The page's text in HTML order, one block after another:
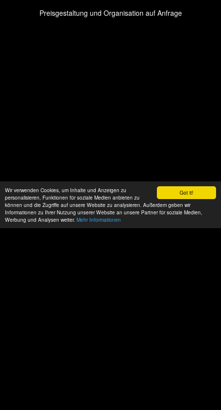
Got it!
Wir verwenden Cookies, um Inhalte und Anzeigen zu
personalisieren, Funktionen für soziale Medien anbieten zu
können und die Zugriffe auf unsere Website zu analysieren. Außerdem geben wir
Informationen zu Ihrer Nutzung unserer Website an unsere Partner für soziale Medien,
Werbung und Analysen weiter. Mehr Informationen
Preisgestaltung und Organisation auf Anfrage